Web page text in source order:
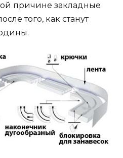
причине закладные
того, как станут